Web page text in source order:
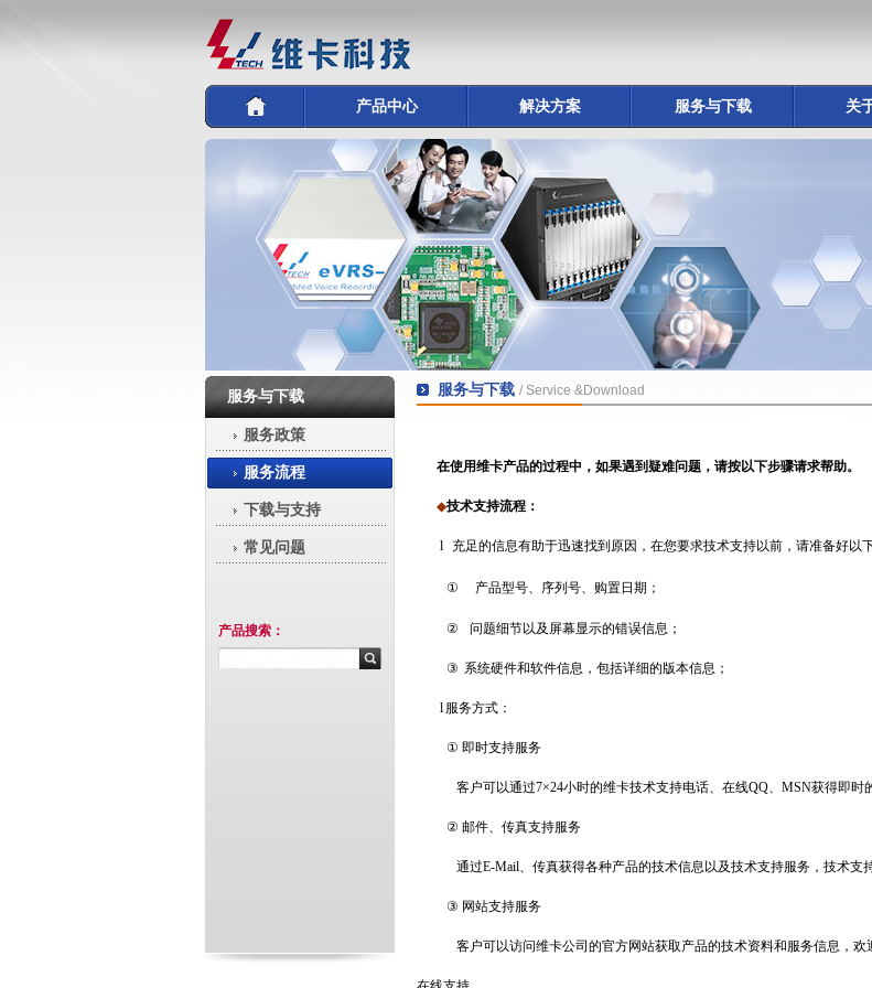
产品中心 解决方案 服务与下载 关
服务与下载
服务政策
服务流程
下载与支持
常见问题
产品搜索：
服务与下载 / Service &Download
在使用维卡产品的过程中，如果遇到疑难问题，请按以下步骤请求帮助。
◆技术支持流程：
l 充足的信息有助于迅速找到原因，在您要求技术支持以前，请准备好以
① 产品型号、序列号、购置日期；
② 问题细节以及屏幕显示的错误信息；
③ 系统硬件和软件信息，包括详细的版本信息；
l 服务方式：
① 即时支持服务
客户可以通过7×24小时的维卡技术支持电话、在线QQ、 MSN获得即时
② 邮件、传真支持服务
通过E-Mail、传真获得各种产品的技术信息以及技术支持服务，技术支
③ 网站支持服务
客户可以访问维卡公司的官方网站获取产品的技术资料和服务信息，欢